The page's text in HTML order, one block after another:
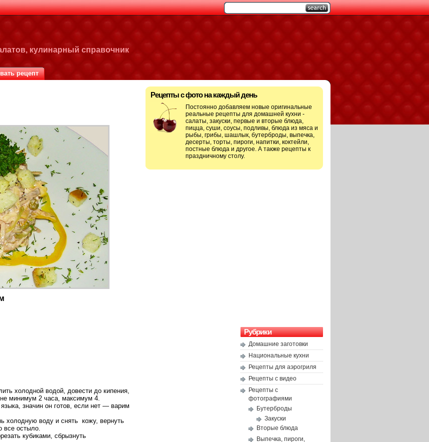
кулинарный справочник
рецепт
холодной водой, довести до кипения,
минимум 2 часа, максимум 4.
значин он готов, если нет — варим
холодную воду и снять кожу, вернуть
все остыло.
кубиками, сбрызнуть
Рецепты с фото на каждый день
Постоянно добавляем новые оригинальные
реальные рецепты для домашней кухни -
салаты, закуски, первые и вторые блюда,
пицца, суши, соусы, подливы, блюда из мяса и
рыбы, грибы, шашлык, бутерброды, выпечка,
десерты, торты, пироги, напитки, коктейли,
постные блюда и другое. А также рецепты к
праздничному столу.
Рубрики
Домашние заготовки
Национальные кухни
Рецепты для аэрогриля
Рецепты с видео
Рецепты с
фотографиями
Бутерброды
Закуски
Вторые блюда
Выпечка, пироги,